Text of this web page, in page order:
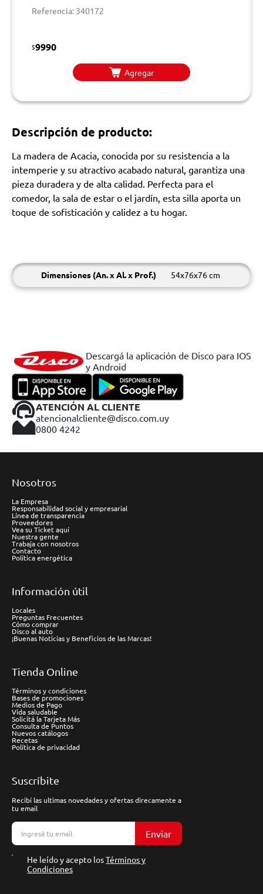
Referencia: 340172
$9990
Agregar
Descripción de producto:
La madera de Acacia, conocida por su resistencia a la
intemperie y su atractivo acabado natural, garantiza una
pieza duradera y de alta calidad. Perfecta para el
comedor, la sala de estar o el jardín, esta silla aporta un
toque de sofisticación y calidez a tu hogar.
Dimensiones (An. x Al. x Prof.) 54x76x76 cm
Descargá la aplicación de Disco para IOS
y Android
ATENCIÓN AL CLIENTE
atencionalcliente@disco.com.uy
0800 4242
Nosotros
La Empresa
Responsabilidad social y empresarial
Línea de transparencia
Proveedores
Vea su Ticket aquí
Nuestra gente
Trabaja con nosotros
Contacto
Política energética
Información útil
Locales
Preguntas Frecuentes
Cómo comprar
Disco al auto
¡Buenas Noticias y Beneficios de las Marcas!
Tienda Online
Términos y condiciones
Bases de promociones
Medios de Pago
Vida saludable
Solicitá la Tarjeta Más
Consulta de Puntos
Nuevos catálogos
Recetas
Política de privacidad
Suscríbite
Recibí las ultimas novedades y ofertas direcamente a
tu email
Enviar
He leído y acepto losTérminos y
Condiciones